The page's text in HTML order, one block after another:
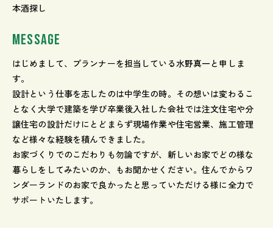
本酒探し
MESSAGE
はじめまして、プランナーを担当している水野真一と申しま
す。
設計という仕事を志したのは中学生の時。その想いは変わるこ
となく大学で建築を学び卒業後入社した会社では注文住宅や分
譲住宅の設計だけにとどまらず現場作業や住宅営業、施工管理
など様々な経験を積んできました。
お家づくりでのこだわりも勿論ですが、新しいお家でどの様な
暮らしをしてみたいのか、もお聞かせください。住んでからワ
ンダーランドのお家で良かったと思っていただける様に全力で
サポートいたします。